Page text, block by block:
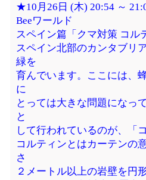
★10月26日 (木) 20:54 ～
Beeワールド
スペイン篇「クマ対策 コル
スペイン北部のカンタブリ
緑を
育んでいます。ここには、
に
とっては大きな問題になっ
と
して行われているのが、「
コルティンとはカーテンの
さ
２メートル以上の岩壁を円